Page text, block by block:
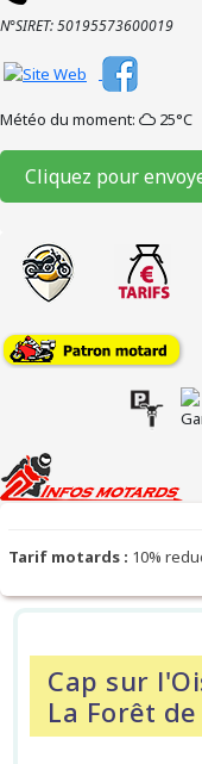
N°SIRET: 50195573600019
Météo du moment: 25°C
Cliquez pour
Tarif motards : 10%
Cap sur
La Forêt